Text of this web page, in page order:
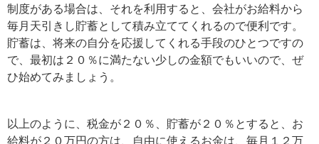
制度がある場合は、それを利用すると、会社がお給料から
毎月天引きし貯蓄として積み立ててくれるので便利です。
貯蓄は、将来の自分を応援してくれる手段のひとつですの
で、最初は２０％に満たない少しの金額でもいいので、ぜ
ひ始めてみましょう。
以上のように、税金が２０％、貯蓄が２０％とすると、お
給料が２０万円の方は、自由に使えるお金は、毎月１２万